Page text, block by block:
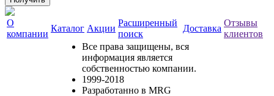
О
компании
Каталог Акции
Расширенный
поиск
Доставка
Отзывы
клиентов
Все права защищены, вся
информация является
собственностью компании.
1999-2018
Разработанно в MRG